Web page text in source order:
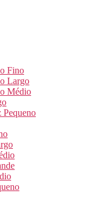
Fino
Largo
Médio
Pequeno